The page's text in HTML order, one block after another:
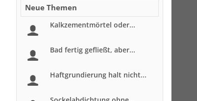
Neue Themen
Kalkzementmörtel oder...
Bad fertig gefließt, aber...
Haftgrundierung halt nicht...